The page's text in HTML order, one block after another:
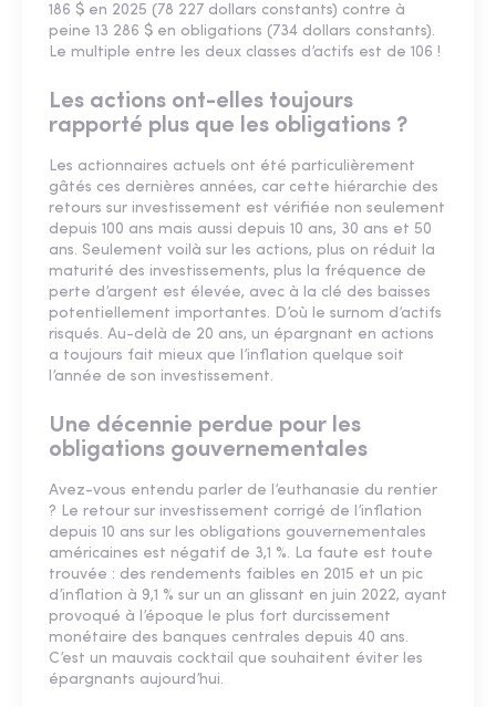
186 $ en 2025 (78 227 dollars constants) contre à
peine 13 286 $ en obligations (734 dollars constants).
Le multiple entre les deux classes d’actifs est de 106 !
Les actions ont-elles toujours
rapporté plus que les obligations ?
Les actionnaires actuels ont été particulièrement
gâtés ces dernières années, car cette hiérarchie des
retours sur investissement est vérifiée non seulement
depuis 100 ans mais aussi depuis 10 ans, 30 ans et 50
ans. Seulement voilà sur les actions, plus on réduit la
maturité des investissements, plus la fréquence de
perte d’argent est élevée, avec à la clé des baisses
potentiellement importantes. D’où le surnom d’actifs
risqués. Au-delà de 20 ans, un épargnant en actions
a toujours fait mieux que l’inflation quelque soit
l’année de son investissement.
Une décennie perdue pour les
obligations gouvernementales
Avez-vous entendu parler de l’euthanasie du rentier
? Le retour sur investissement corrigé de l’inflation
depuis 10 ans sur les obligations gouvernementales
américaines est négatif de 3,1 %. La faute est toute
trouvée : des rendements faibles en 2015 et un pic
d’inflation à 9,1 % sur un an glissant en juin 2022, ayant
provoqué à l’époque le plus fort durcissement
monétaire des banques centrales depuis 40 ans.
C’est un mauvais cocktail que souhaitent éviter les
épargnants aujourd’hui.